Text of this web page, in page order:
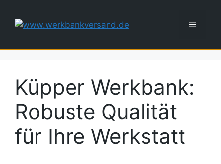
Inhalt
springen
Menü
Küpper Werkbank:
Robuste Qualität
für Ihre Werkstatt